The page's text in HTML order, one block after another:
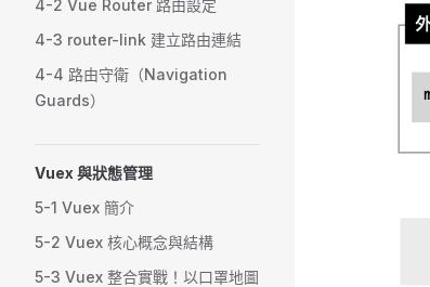
4-2 Vue Router 路由設定
4-3 router-link 建立路由連結
4-4 路由守衛（Navigation
Guards）
Vuex 與狀態管理
5-1 Vuex 簡介
5-2 Vuex 核心概念與結構
5-3 Vuex 整合實戰！以口罩地圖